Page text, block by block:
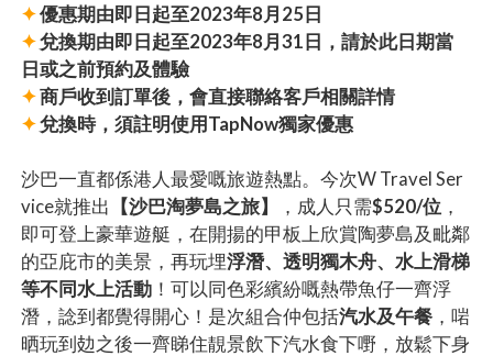
✦優惠期由即日起至2023年8月25日
✦兌換期由即日起至2023年8月31日，請於此日期當
日或之前預約及體驗
✦商戶收到訂單後，會直接聯絡客戶相關詳情
✦兌換時，須註明使用TapNow獨家優惠
沙巴一直都係港人最愛嘅旅遊熱點。今次W Travel Ser
vice就推出
【沙巴淘夢島之旅】 ，成人只需$520/位 ，
即可登上豪華遊艇，在開揚的甲板上欣賞陶夢島及毗鄰
的亞庇市的美景，再玩埋浮潛、透明獨木舟、水上滑梯
等不同水上活動 ！可以同色彩繽紛嘅熱帶魚仔一齊浮
潛，諗到都覺得開心！是次組合仲包括汽水及午餐 ，啱
晒玩到攰之後一齊睇住靚景飲下汽水食下嘢，放鬆下身